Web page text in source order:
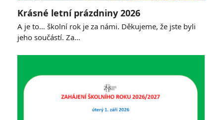
Krásné letní prázdniny 2026
A je to… školní rok je za námi. Děkujeme, že jste byli
jeho součástí. Za…